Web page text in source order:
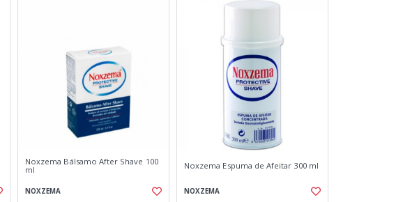
Noxzema Bálsamo After Shave 100
ml
NOXZEMA
Noxzema Espuma de Afeitar 300 ml
NOXZEMA